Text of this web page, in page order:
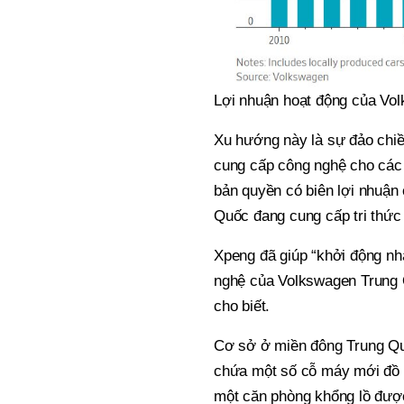
Lợi nhuận hoạt động của
Xu hướng này là sự đảo
cung cấp công nghệ cho
bản quyền có biên lợi
Quốc đang cung cấp tri
Xpeng đã giúp “khởi động
nghệ của Volkswagen
cho biết.
Cơ sở ở miền đông Trung
chứa một số cỗ máy mới
một căn phòng khổng lồ